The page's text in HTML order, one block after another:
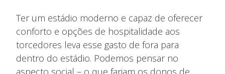
Ter um estádio moderno e capaz de oferecer
conforto e opções de hospitalidade aos
torcedores leva esse gasto de fora para
dentro do estádio. Podemos pensar no
aspecto social – o que fariam os donos de